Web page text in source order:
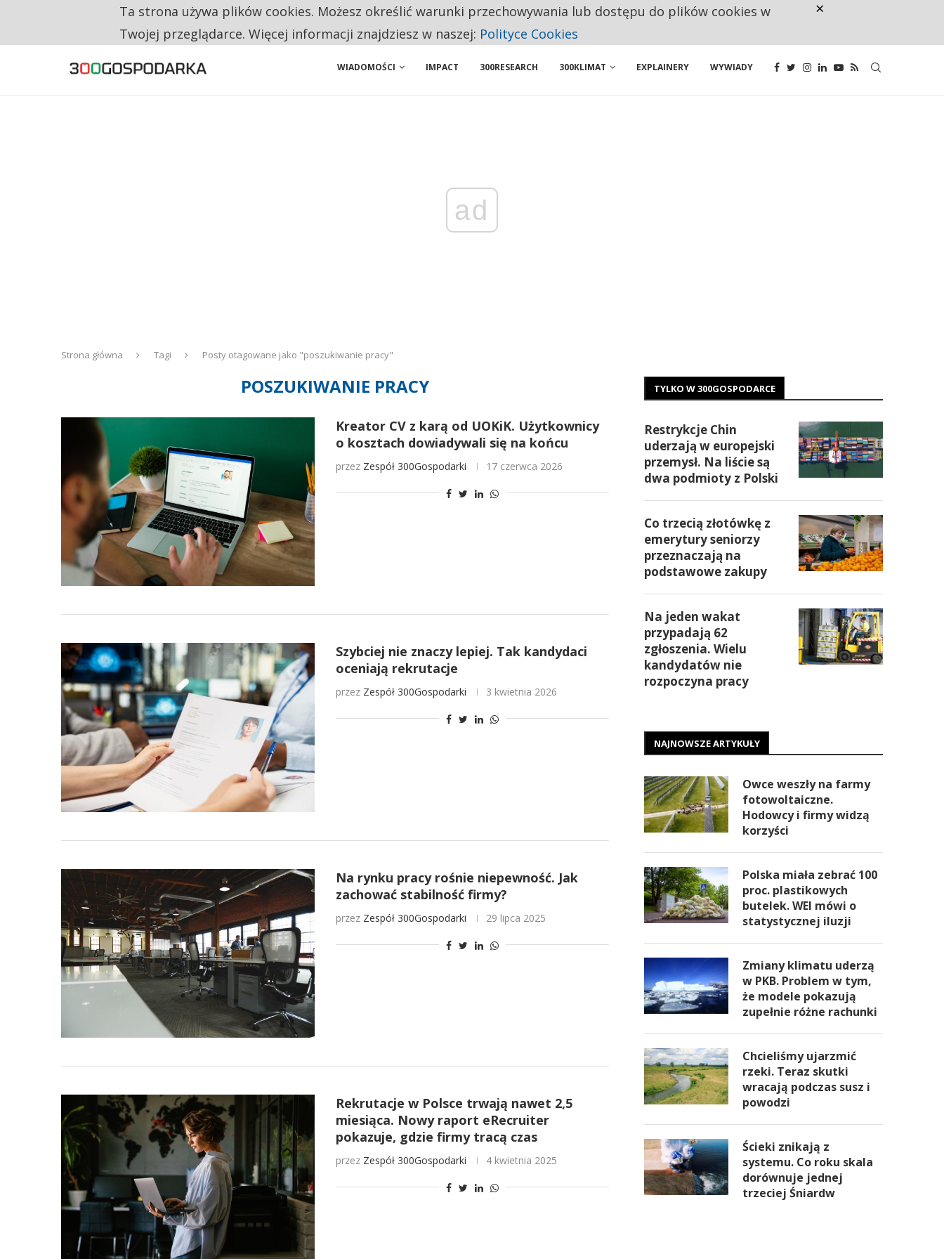
CO TRZECIĄ ZŁOTÓWKĘ Z EMERYTURY SENIORZY PRZEZNACZAJĄ NA PODSTAWOWE ZAKUPY
WIADOMOŚCI IMPACT 300RESEARCH 300KLIMAT EXPLAINERY WYWIADY
ad
Strona główna Tagi Posty otagowane jako "poszukiwanie pracy"
POSZUKIWANIE PRACY
Kreator CV z karą od UOKiK. Użytkownicy
o kosztach dowiadywali się na końcu
przez Zespół 300Gospodarki 17 czerwca 2026
Szybciej nie znaczy lepiej. Tak kandydaci
oceniają rekrutacje
przez Zespół 300Gospodarki 3 kwietnia 2026
Na rynku pracy rośnie niepewność. Jak
zachować stabilność firmy?
przez Zespół 300Gospodarki 29 lipca 2025
Rekrutacje w Polsce trwają nawet 2,5
miesiąca. Nowy raport eRecruiter
pokazuje, gdzie firmy tracą czas
przez Zespół 300Gospodarki 4 kwietnia 2025
TYLKO W 300GOSPODARCE
Restrykcje Chin
uderzają w europejski
przemysł. Na liście są
dwa podmioty z Polski
Co trzecią złotówkę z
emerytury seniorzy
przeznaczają na
podstawowe zakupy
Na jeden wakat
przypadają 62
zgłoszenia. Wielu
kandydatów nie
rozpoczyna pracy
NAJNOWSZE ARTYKUŁY
Owce weszły na farmy
fotowoltaiczne.
Hodowcy i firmy widzą
korzyści
Polska miała zebrać 100
proc. plastikowych
butelek. WEI mówi o
statystycznej iluzji
Zmiany klimatu uderzą
w PKB. Problem w tym,
że modele pokazują
zupełnie różne rachunki
Chcieliśmy ujarzmić
rzeki. Teraz skutki
wracają podczas susz i
powodzi
Ścieki znikają z
systemu. Co roku skala
dorównuje jednej
trzeciej Śniardw
Ta strona używa plików cookies. Możesz określić warunki przechowywania lub dostępu do plików cookies w
Twojej przeglądarce. Więcej informacji znajdziesz w naszej: Polityce Cookies
×